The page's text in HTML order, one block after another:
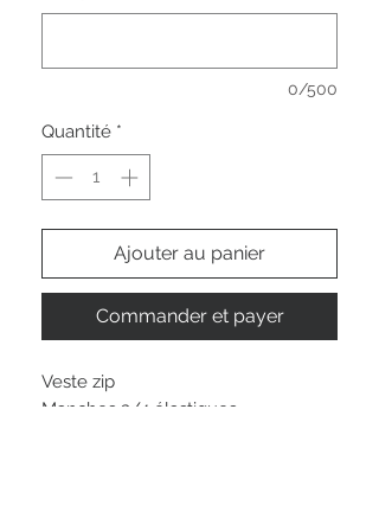
0/500
Quantité *
Ajouter au panier
Commander et payer
Veste zip
Manches 3/4 élastiques